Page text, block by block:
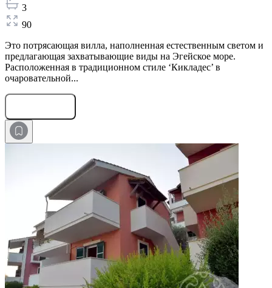
3
90
Это потрясающая вилла, наполненная естественным светом и
предлагающая захватывающие виды на Эгейское море.
Расположенная в традиционном стиле ‘Кикладес’ в
очаровательной...